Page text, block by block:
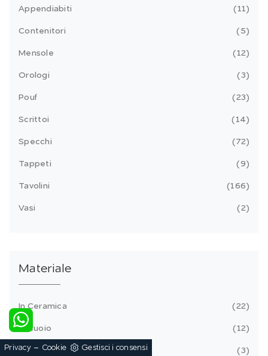
Appendiabiti 11
Contenitori 5
Mensole 12
Orologi 3
Pouf 23
Scrittoi 14
Specchi 72
Tappeti 9
Tavolini 166
Vasi 2
Materiale
In Ceramica 22
In Cuoio 12
In Ecopelle 3
Privacy- Cookie Gestisci i consensi